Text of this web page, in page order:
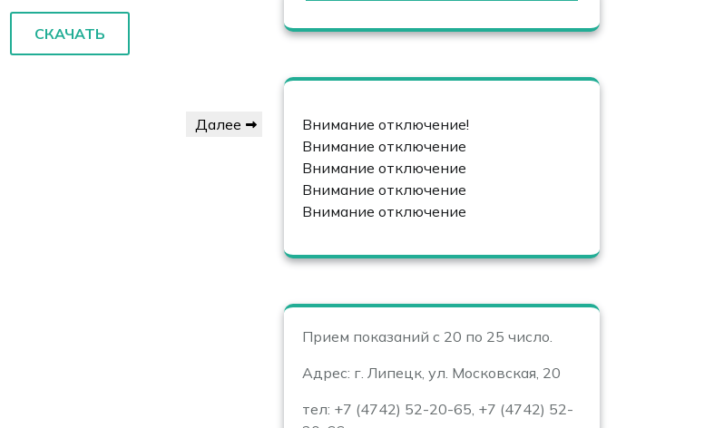
СКАЧАТЬ
Следующая
Далее
Внимание отключение!
Внимание отключение
Внимание отключение
Внимание отключение
Внимание отключение
Прием показаний с 20 по 25 число.
Адрес: г. Липецк, ул. Московская, 20
тел: +7 (4742) 52-20-65, +7 (4742) 52-